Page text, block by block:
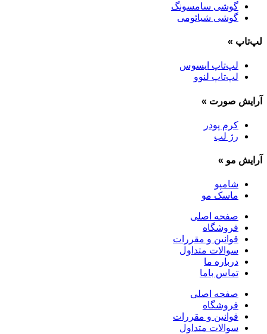
گوشی سامسونگ
گوشی شیائومی
لپ‌تاپ »
لپ‌تاپ ایسوس
لپ‌تاپ لنوو
آرایش صورت »
کرم پودر
رژ لب
آرایش مو »
شامپو
ماسک مو
صفحه اصلی
فروشگاه
قوانین و مقررات
سوالات متداول
درباره ما
تماس باما
صفحه اصلی
فروشگاه
قوانین و مقررات
سوالات متداول